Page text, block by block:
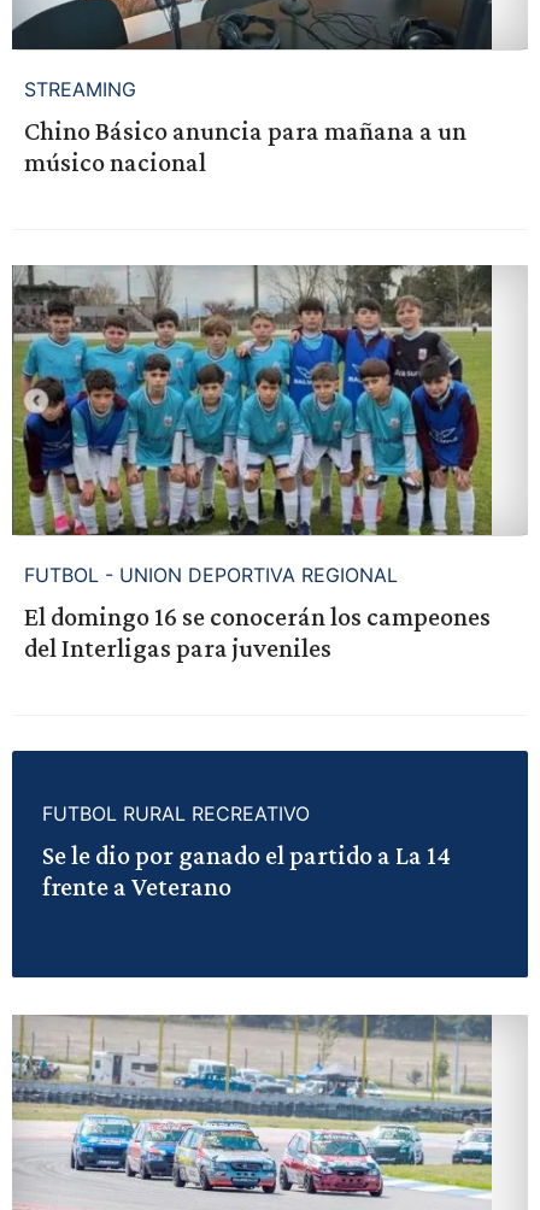
STREAMING
Chino Básico anuncia para mañana a un
músico nacional
FUTBOL - UNION DEPORTIVA REGIONAL
El domingo 16 se conocerán los campeones
del Interligas para juveniles
FUTBOL RURAL RECREATIVO
Se le dio por ganado el partido a La 14
frente a Veterano